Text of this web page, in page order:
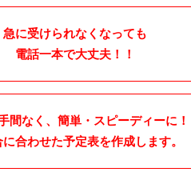
急に受けられなくなっても
電話一本で大丈夫！！
間なく、簡単・スピーディーに！
合わせた予定表を作成します。